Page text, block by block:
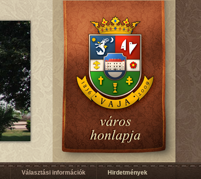
Választási információk Hirdetmények